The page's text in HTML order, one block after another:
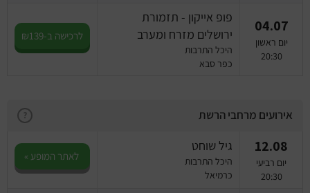
04.07
יום ראשון
20:30
פופ אייקון - תזמורת
ירושלים מזרח ומערב
היכל התרבות
כפר סבא
לרכישה ב-₪139
אירועים מרחבי הרשת ?
12.08
יום רביעי
20:30
גיל שוחט
היכל התרבות
כרמיאל
לאתר המופע »